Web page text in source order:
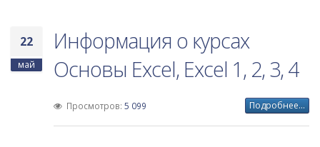
22
май
Информация о курсах
Основы Excel, Excel 1, 2, 3, 4
Просмотров: 5 099 Подробнее...